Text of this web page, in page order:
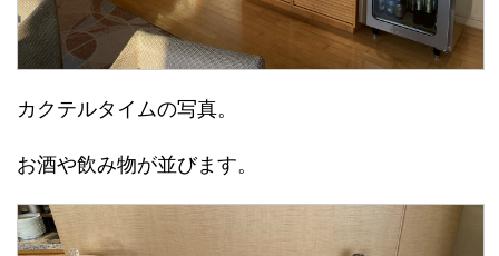
カクテルタイムの写真。
お酒や飲み物が並びます。